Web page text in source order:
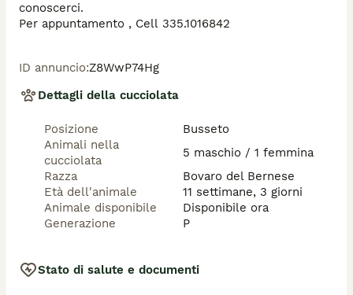
conoscerci.
Per appuntamento , Cell 335.1016842
ID annuncio:Z8WwP74Hg
Dettagli della cucciolata
Posizione
Busseto
Animali nella
cucciolata
5 maschio / 1 femmina
Razza
Bovaro del Bernese
Età dell'animale
11 settimane, 3 giorni
Animale disponibile
Disponibile ora
Generazione
P
Stato di salute e documenti